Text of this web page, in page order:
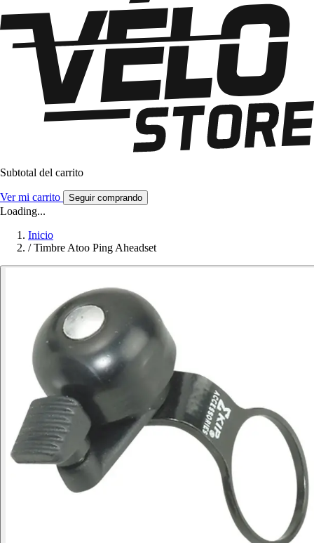
Subtotal del carrito
Ver mi carrito Seguir comprando
Loading...
Inicio
/ Timbre Atoo Ping Aheadset